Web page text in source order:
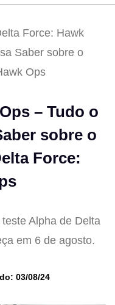
Force: Hawk
Saber sobre o
Ops
– Tudo o
sobre o
Force:
Alpha de Delta
em 6 de agosto.
03/08/24